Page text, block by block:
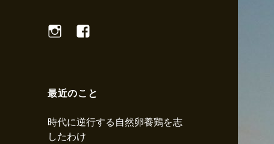
InstagramFacebook
最近のこと
時代に逆行する自然卵養鶏を志
したわけ